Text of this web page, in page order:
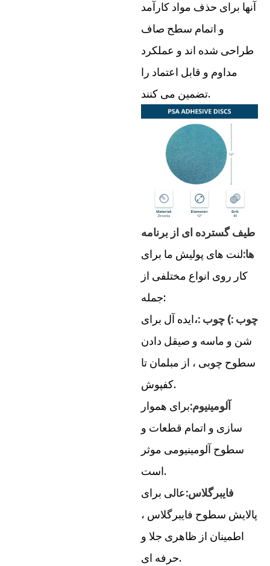
آنها برای حذف مواد کارآمد
و اتمام سطح صاف
طراحی شده اند و عملکرد
مداوم و قابل اعتماد را
تضمین می کنند.
طیف گسترده ای از برنامه
ها:لنت های پولیش ما برای
کار روی انواع مختلفی از
جمله:
چوب :) چوب :،ایده آل برای
شن و ماسه و صیقل دادن
سطوح چوبی ، از مبلمان تا
کفپوش.
آلومینیوم:برای هموار
سازی و اتمام قطعات و
سطوح آلومینیومی موثر
است.
فایبرگلاس:عالی برای
پالایش سطوح فایبرگلاس ،
اطمینان از ظاهری جلا و
حرفه ای.